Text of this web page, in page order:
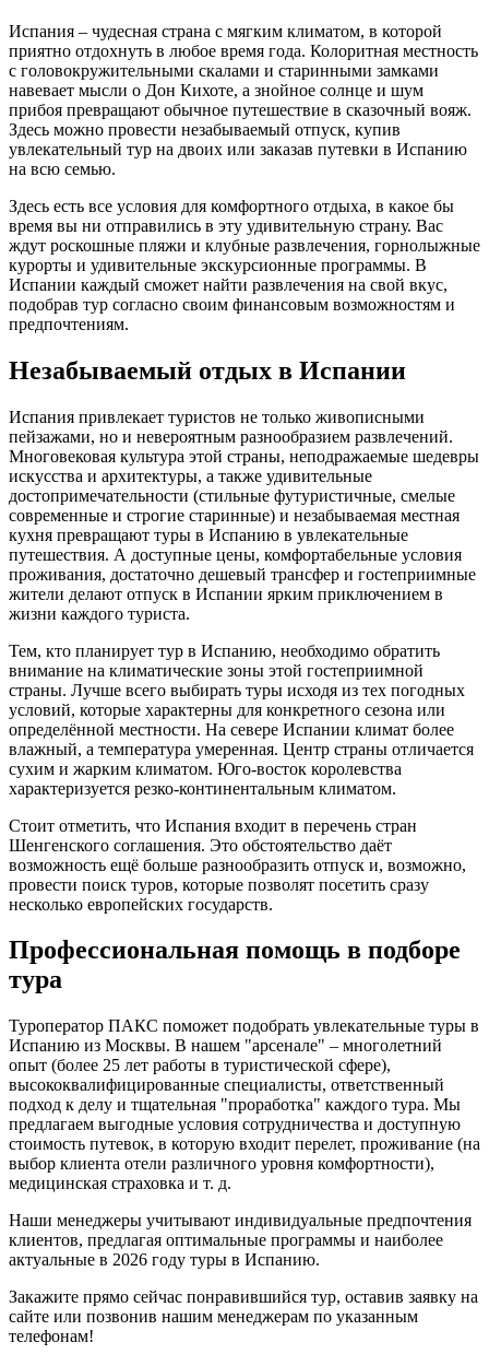
Испания – чудесная страна с мягким климатом, в которой
приятно отдохнуть в любое время года. Колоритная местность
с головокружительными скалами и старинными замками
навевает мысли о Дон Кихоте, а знойное солнце и шум
прибоя превращают обычное путешествие в сказочный вояж.
Здесь можно провести незабываемый отпуск, купив
увлекательный тур на двоих или заказав путевки в Испанию
на всю семью.
Здесь есть все условия для комфортного отдыха, в какое бы
время вы ни отправились в эту удивительную страну. Вас
ждут роскошные пляжи и клубные развлечения, горнолыжные
курорты и удивительные экскурсионные программы. В
Испании каждый сможет найти развлечения на свой вкус,
подобрав тур согласно своим финансовым возможностям и
предпочтениям.
Незабываемый отдых в Испании
Испания привлекает туристов не только живописными
пейзажами, но и невероятным разнообразием развлечений.
Многовековая культура этой страны, неподражаемые шедевры
искусства и архитектуры, а также удивительные
достопримечательности (стильные футуристичные, смелые
современные и строгие старинные) и незабываемая местная
кухня превращают туры в Испанию в увлекательные
путешествия. А доступные цены, комфортабельные условия
проживания, достаточно дешевый трансфер и гостеприимные
жители делают отпуск в Испании ярким приключением в
жизни каждого туриста.
Тем, кто планирует тур в Испанию, необходимо обратить
внимание на климатические зоны этой гостеприимной
страны. Лучше всего выбирать туры исходя из тех погодных
условий, которые характерны для конкретного сезона или
определённой местности. На севере Испании климат более
влажный, а температура умеренная. Центр страны отличается
сухим и жарким климатом. Юго-восток королевства
характеризуется резко-континентальным климатом.
Стоит отметить, что Испания входит в перечень стран
Шенгенского соглашения. Это обстоятельство даёт
возможность ещё больше разнообразить отпуск и, возможно,
провести поиск туров, которые позволят посетить сразу
несколько европейских государств.
Профессиональная помощь в подборе
тура
Туроператор ПАКС поможет подобрать увлекательные туры в
Испанию из Москвы. В нашем "арсенале" – многолетний
опыт (более 25 лет работы в туристической сфере),
высококвалифицированные специалисты, ответственный
подход к делу и тщательная "проработка" каждого тура. Мы
предлагаем выгодные условия сотрудничества и доступную
стоимость путевок, в которую входит перелет, проживание (на
выбор клиента отели различного уровня комфортности),
медицинская страховка и т. д.
Наши менеджеры учитывают индивидуальные предпочтения
клиентов, предлагая оптимальные программы и наиболее
актуальные в 2026 году туры в Испанию.
Закажите прямо сейчас понравившийся тур, оставив заявку на
сайте или позвонив нашим менеджерам по указанным
телефонам!